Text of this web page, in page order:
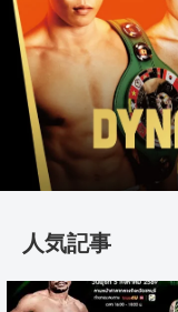
人気記事